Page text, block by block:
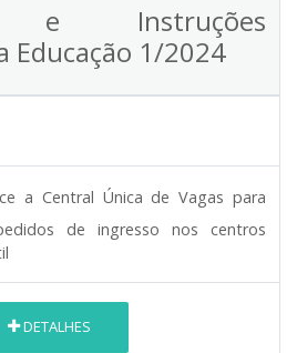
e Instruções
Educação 1/2024
a Central Única de Vagas para
de ingresso nos centros
DETALHES